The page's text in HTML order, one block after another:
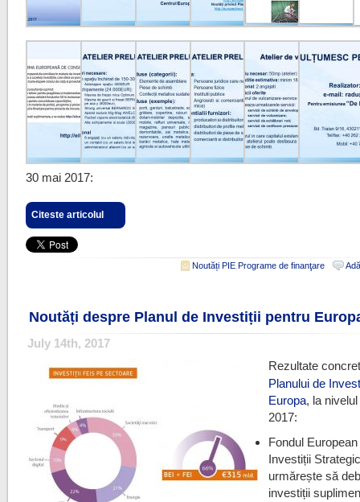
30 mai 2017:
Citeste articolul
Noutăți PIE ,Programe de finanţare
Noutăți despre Planul de Investiții pentru
July 14th, 2017
Rezultate
Planului de
Europa, la
2017:
Fondul
Investiții
urmărește să
investiții